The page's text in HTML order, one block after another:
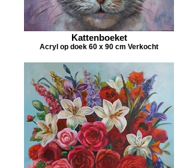
Kattenboeket
Acryl op doek 60 x 90 cm Verkocht